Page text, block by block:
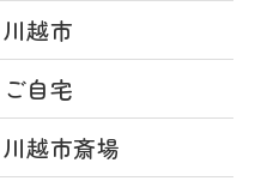
川越市
ご自宅
川越市斎場